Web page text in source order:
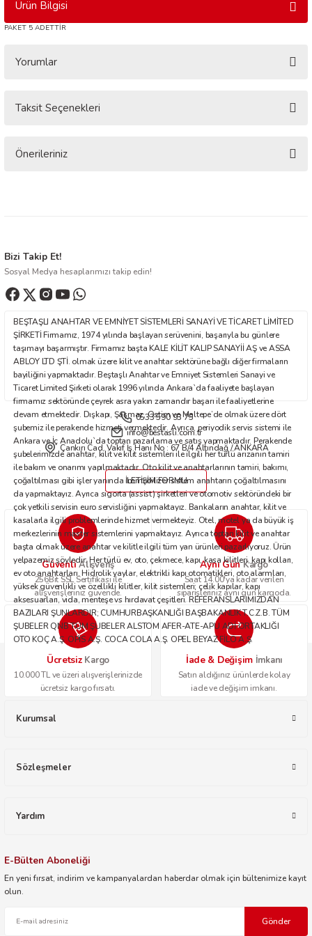
Ürün Bilgisi
PAKET 5 ADETTİR
Yorumlar
Bu ürüne ilk yorumu siz yapın!
Taksit Seçenekleri
Önerileriniz
Ürün resmi kalitesiz, bozuk veya görüntülenemiyor.
Ürün açıklamasında eksik bilgiler bulunuyor.
Ürün bilgilerinde hatalar bulunuyor.
Bu ürüne benzer farklı alternatifler olmalı.
Gönder
Bizi Takip Et!
Sosyal Medya hesaplarımızı takip edin!
BEŞTAŞLI ANAHTAR VE EMNİYET SİSTEMLERİ SANAYİ VE TİCARET LİMİTED
ŞİRKETİ Firmamız, 1974 yılında başlayan serüvenini, başarıyla bu günlere
taşımayı başarmıştır. Firmamız başta KALE KİLİT KALIP SANAYİİ AŞ ve ASSA
ABLOY LTD ŞTİ. olmak üzere kilit ve anahtar sektörüne bağlı diğer firmaların
bayiliğini yapmaktadır. Beştaşlı Anahtar ve Emniyet Sistemleri Sanayi ve
Ticaret Limited Şirketi olarak 1996 yılında Ankara`da faaliyete başlayan
firmamız sektöründe çeyrek asra yakın zamandır başarı ile faaliyetlerine
devam etmektedir. Dışkapı, Şaşmaz, Ostim ve Maltepe’de olmak üzere dört
şubemiz ile perakende hizmeti vermektedir. Ayrıca, periyodik servis sistemi ile
Ankara ve İç Anadolu`da toptan pazarlama ve satış yapmaktadır. Perakende
şubelerimizde anahtar, kilit ve kilit sistemleri ile ilgili her türlü arızanın tamiri
ile bakım ve onarımı yapılmaktadır. Oto kilit ve anahtarlarının tamiri, bakımı,
çoğaltılması gibi işler yanında immobilizer sistem anahtarın çoğaltılmasını
da yapmaktayız. Ayrıca sigorta (assist) şirketleri ve otomotiv sektöründeki bir
çok yetkili servisin euro servisliğini yapmaktayız. Bankaların anahtar, kilit ve
kasalarla ilgili problemlerinde hizmet vermekteyiz. Otel, motel ya da büyük iş
merkezlerinin master sistemlerini yapmaktayız. Ayrıca toptan kilit ve anahtar
başta olmak üzere anahtar ve kilitle ilgili tüm yan ürünleri pazarlıyoruz. Ürün
yelpazemiz şöyledir: Her türlü ev, oto, çekmece, kapı, kasa kilitleri, kapı kolları,
ev oto anahtarları. Hidrolik yaylar, elektrikli kapı otomatikleri, oto alarmları,
yüksek güvenlikli ve özellikli kilitler, kilit sistemleri; çelik kapılar, kapı
aksesuarları, vida, menteşe vs hırdavat çeşitleri. REFERANSLARIMIZDAN
BAZILARI ŞUNLARDIR; CUMHURBAŞKANLIĞI BAŞBAKANLIK T.C.Z.B. TÜM
ŞUBELER QNB TÜM ŞUBELER ALSTOM AFER-ATE-APU ADİ ORTAKLIĞI
OTO KOÇ A.Ş. OPİS A.Ş. COCA COLA A.Ş. OPEL BEYAZ FİLO A.Ş.
0533 590 93 75
info@bestasli.com.tr
Çankırı Cad. Vakıf İş Hanı No : 67 B/4 Altındağ / ANKARA
İLETİŞİM FORMU
GüvenliAlışveriş
256Bit SSL Sertifikası ile
alışverişleriniz güvende.
Aynı GünKargo
Saat 14.00'ya kadar verilen
siparişleriniz aynı gün kargoda.
Ücretsiz Kargo
10.000 TL ve üzeri alışverişlerinizde
ücretsiz kargo fırsatı.
İade & Değişim İmkanı
Satın aldığınız ürünlerde kolay
iade ve değişim imkanı.
Kurumsal
Sözleşmeler
Yardım
E-Bülten Aboneliği
En yeni fırsat, indirim ve kampanyalardan haberdar olmak için bültenimize kayıt
olun.
Gönder